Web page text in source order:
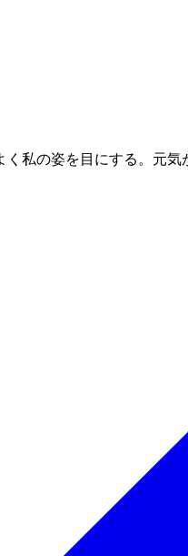
私の姿を目にする。元